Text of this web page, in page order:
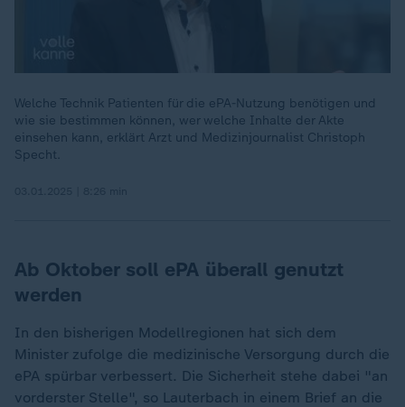
Welche Technik Patienten für die ePA-Nutzung benötigen und
wie sie bestimmen können, wer welche Inhalte der Akte
einsehen kann, erklärt Arzt und Medizinjournalist Christoph
Specht.
Ab Oktober soll ePA überall genutzt
werden
In den bisherigen Modellregionen hat sich dem
Minister zufolge die medizinische Versorgung durch die
ePA spürbar verbessert. Die Sicherheit stehe dabei "an
vorderster Stelle", so Lauterbach in einem Brief an die